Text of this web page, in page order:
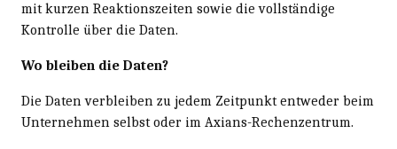
mit kurzen Reaktionszeiten sowie die vollständige
Kontrolle über die Daten.
Wo bleiben die Daten?
Die Daten verbleiben zu jedem Zeitpunkt entweder beim
Unternehmen selbst oder im Axians-Rechenzentrum.